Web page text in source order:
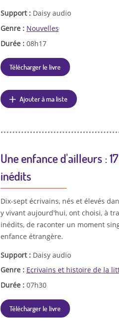
Support : Daisy audio
Genre : Nouvelles
Durée : 08h17
Télécharger le livre
Ajouter à ma liste
Une enfance d'ailleurs :
inédits
Dix-sept écrivains, nés et élevés
y vivant aujourd'hui, ont choisi, à
inédits, de raconter un moment
enfance étrangère.
Support : Daisy audio
Genre : Ecrivains et histoire de la
Durée : 07h30
Télécharger le livre